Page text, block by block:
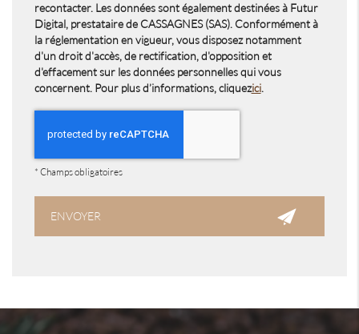
recontacter. Les données sont également destinées à Futur
Digital, prestataire de CASSAGNES (SAS). Conformément à
la réglementation en vigueur, vous disposez notamment
d'un droit d'accès, de rectification, d'opposition et
d'effacement sur les données personnelles qui vous
concernent. Pour plus d’informations, cliquezici.
* Champs obligatoires